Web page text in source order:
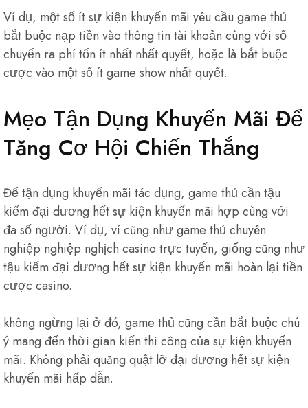
Ví dụ, một số ít sự kiện khuyến mãi yêu cầu game thủ
bắt buộc nạp tiền vào thông tin tài khoản cùng với số
chuyển ra phí tổn ít nhất nhất quyết, hoặc là bắt buộc
cược vào một số ít game show nhất quyết.
Mẹo Tận Dụng Khuyến Mãi Để
Tăng Cơ Hội Chiến Thắng
Để tận dụng khuyến mãi tác dụng, game thủ cần tậu
kiếm đại dương hết sự kiện khuyến mãi hợp cùng với
đa số người. Ví dụ, ví cũng như game thủ chuyên
nghiệp nghiệp nghịch casino trực tuyến, giống cũng như
tậu kiếm đại dương hết sự kiện khuyến mãi hoàn lại tiền
cược casino.
không ngừng lại ở đó, game thủ cũng cần bắt buộc chú
ý mang đến thời gian kiến thi công của sự kiện khuyến
mãi. Không phải quăng quật lỡ đại dương hết sự kiện
khuyến mãi hấp dẫn.